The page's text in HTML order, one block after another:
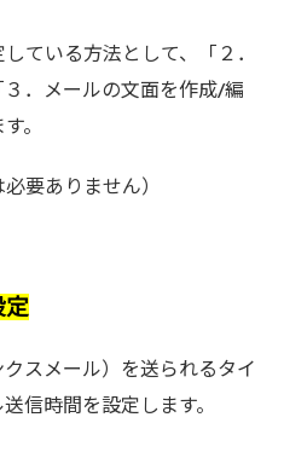
ている方法として、「２．
．メールの文面を作成/編
。
要ありません）
定
スメール）を送られるタイ
信時間を設定します。